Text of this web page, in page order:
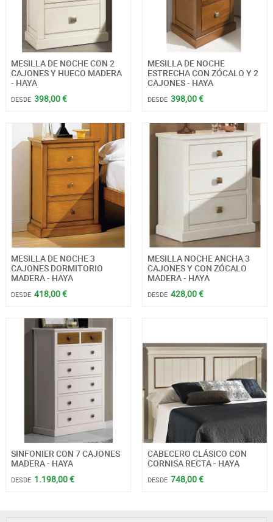
MESILLA DE NOCHE CON 2
CAJONES Y HUECO MADERA
- HAYA
DESDE 398,00 €
MESILLA DE NOCHE
ESTRECHA CON ZÓCALO Y 2
CAJONES - HAYA
DESDE 398,00 €
MESILLA DE NOCHE 3
CAJONES DORMITORIO
MADERA - HAYA
DESDE 418,00 €
MESILLA NOCHE ANCHA 3
CAJONES Y CON ZÓCALO
MADERA - HAYA
DESDE 428,00 €
SINFONIER CON 7 CAJONES
MADERA - HAYA
DESDE 1.198,00 €
CABECERO CLÁSICO CON
CORNISA RECTA - HAYA
DESDE 748,00 €